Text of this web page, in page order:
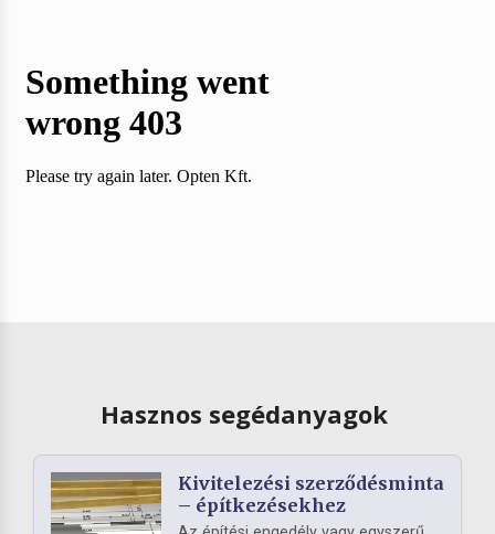
Hasznos segédanyagok
Kivitelezési szerződésminta
– építkezésekhez